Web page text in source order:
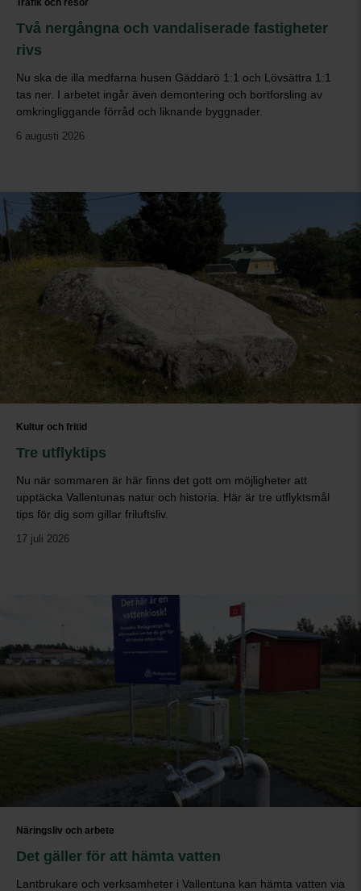
Trafik och resor
Två nergångna och vandaliserade fastigheter
rivs
Nu ska de illa medfarna husen Gäddarö 1:1 och Lövsättra 1:1
tas ner. I arbetet ingår även demontering och bortforsling av
omkringliggande förråd och liknande byggnader.
6 augusti 2026
Kultur och fritid
Tre utflyktips
Nu när sommaren är här finns det gott om möjligheter att
upptäcka Vallentunas natur och historia. Här är tre utflyktsmål
tips för dig som gillar friluftsliv.
17 juli 2026
Näringsliv och arbete
Det gäller för att hämta vatten
Lantbrukare och verksamheter i Vallentuna kan hämta vatten via